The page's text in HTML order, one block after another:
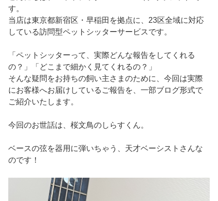
す。
当店は東京都新宿区・早稲田を拠点に、23区全域に対応
している訪問型ペットシッターサービスです。
「ペットシッターって、実際どんな報告をしてくれる
の？」「どこまで細かく見てくれるの？」
そんな疑問をお持ちの飼い主さまのために、今回は実際
にお客様へお届けしているご報告を、一部ブログ形式で
ご紹介いたします。
今回のお世話は、桜文鳥のしらすくん。
ベースの弦を器用に弾いちゃう、天才ベーシストさんな
のです！